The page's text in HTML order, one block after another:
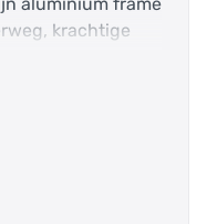
krachtige
e-
voelt zich overal